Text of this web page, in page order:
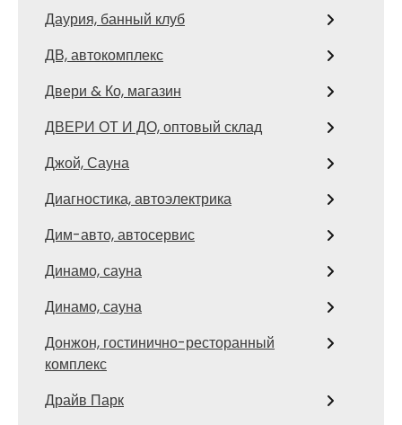
Даурия, банный клуб
ДВ, автокомплекс
Двери & Ко, магазин
ДВЕРИ ОТ И ДО, оптовый склад
Джой, Сауна
Диагностика, автоэлектрика
Дим-авто, автосервис
Динамо, сауна
Динамо, сауна
Донжон, гостинично-ресторанный
комплекс
Драйв Парк